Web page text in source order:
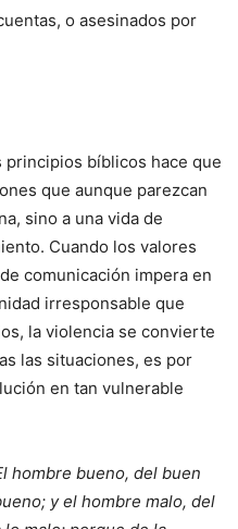
o asesinados por
principios bíblicos hace que
que aunque parezcan
sino a una vida de
Cuando los valores
comunicación impera en
irresponsable que
la violencia se convierte
las situaciones, es por
en tan vulnerable
hombre bueno, del buen
y el hombre malo, del